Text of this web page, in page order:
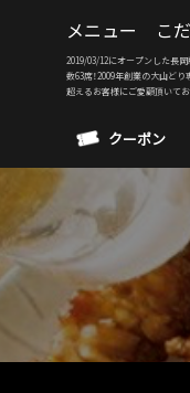
メニュー こ
2019/03/12にオープンした長
数63席！2009年創業の大山ど
超えるお客様にご愛顧頂いてお
クーポン